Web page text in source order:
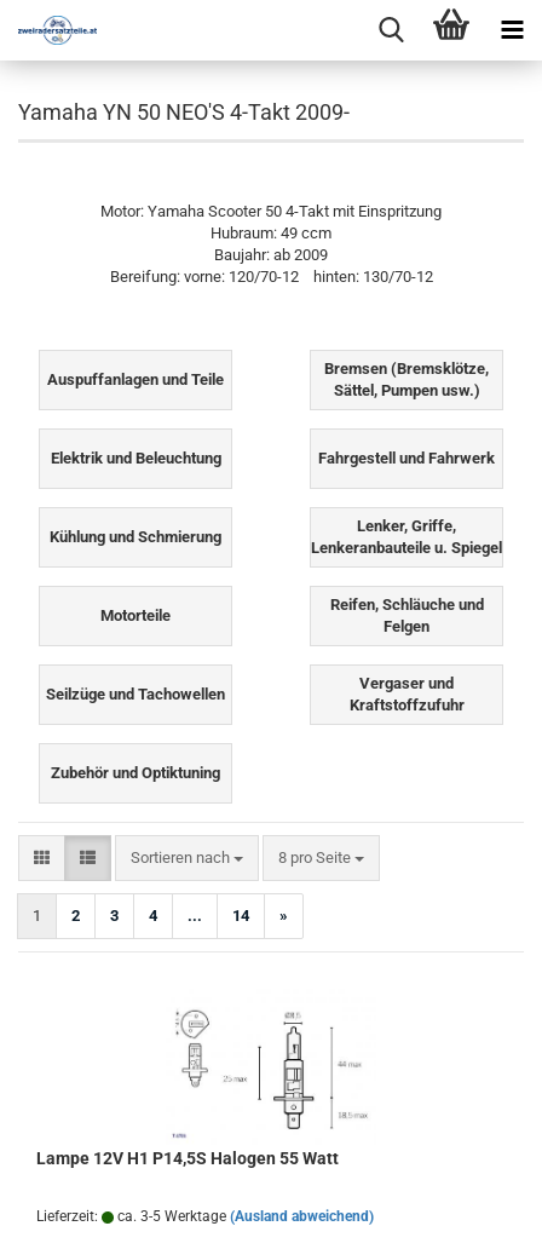
Yamaha YN 50 NEO'S 4-Takt 2009-
Motor: Yamaha Scooter 50 4-Takt mit Einspritzung
Hubraum: 49 ccm
Baujahr: ab 2009
Bereifung: vorne: 120/70-12 hinten: 130/70-12
Auspuffanlagen und Teile
Bremsen (Bremsklötze,
Sättel, Pumpen usw.)
Elektrik und Beleuchtung Fahrgestell und Fahrwerk
Kühlung und Schmierung
Lenker, Griffe,
Lenkeranbauteile u. Spiegel
Motorteile
Reifen, Schläuche und
Felgen
Seilzüge und Tachowellen
Vergaser und
Kraftstoffzufuhr
Zubehör und Optiktuning
Sortieren nach
Sortieren nach 8 pro Seite
pro Seite
1 2 3 4 ... 14 »
Lampe 12V H1 P14,5S Halogen 55 Watt
Lieferzeit: ca. 3-5 Werktage (Ausland abweichend)